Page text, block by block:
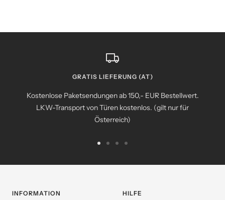
GRATIS LIEFERUNG (AT)
Kostenlose Paketsendungen ab 150,- EUR Bestellwert.
LKW-Transport von Türen kostenlos. (gilt nur für
Österreich)
INFORMATION HILFE